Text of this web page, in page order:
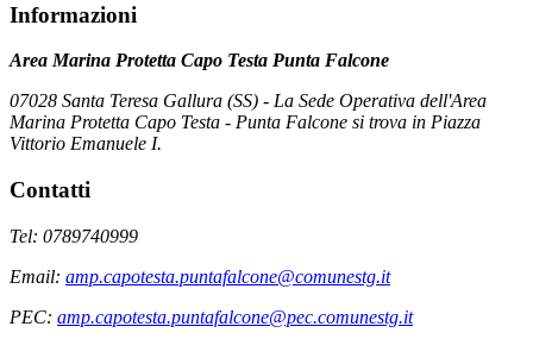
Informazioni
Area Marina Protetta Capo Testa Punta Falcone
07028 Santa Teresa Gallura (SS) - La Sede Operativa dell'Area
Marina Protetta Capo Testa - Punta Falcone si trova in Piazza
Vittorio Emanuele I.
Contatti
Tel: 0789740999
Email: amp.capotesta.puntafalcone@comunestg.it
PEC: amp.capotesta.puntafalcone@pec.comunestg.it